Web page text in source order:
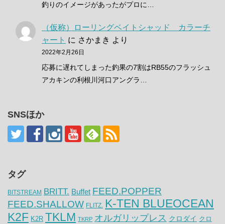
釣りのイメージがあったがプロに…
（仮称）ローリングベイトシャッド カラーチ
ャート に さかまき より
2022年2月26日
応募に遅れてしまった釣果の7割はRB55のフラッシュ
アカキンの利根川河口アングラ…
SNSほか
タグ
BITSTREAM BRITT. Buffet FEED.POPPER
FEED.SHALLOW FLITZ. K-TEN BLUEOCEAN
K2F K2R TKLM TKRP オルガリップレス クロダイ クロ